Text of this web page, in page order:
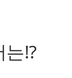
는⁉️